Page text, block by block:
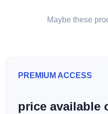
Maybe these
PREMIUM ACCESS
price available